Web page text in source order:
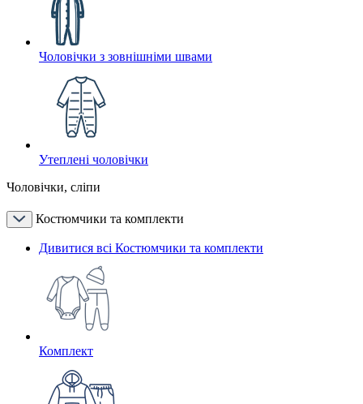
Чоловічки з зовнішніми швами
Утеплені чоловічки
Чоловічки, сліпи
Костюмчики та комплекти
Дивитися всі Костюмчики та комплекти
Комплект